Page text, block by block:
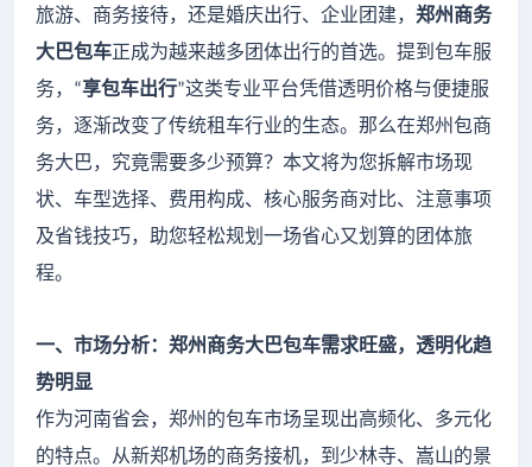
旅游、商务接待，还是婚庆出行、企业团建， 郑州商务
大巴包车正成为越来越多团体出行的首选。提到包车服
务， “享包车出行”这类专业平台凭借透明价格与便捷服
务，逐渐改变了传统租车行业的生态。那么在郑州包商
务大巴，究竟需要多少预算？本文将为您拆解市场现
状、车型选择、费用构成、核心服务商对比、注意事项
及省钱技巧，助您轻松规划一场省心又划算的团体旅
程。
一、市场分析：郑州商务大巴包车需求旺盛，透明化趋
势明显
作为河南省会，郑州的包车市场呈现出高频化、多元化
的特点。从新郑机场的商务接机，到少林寺、嵩山的景